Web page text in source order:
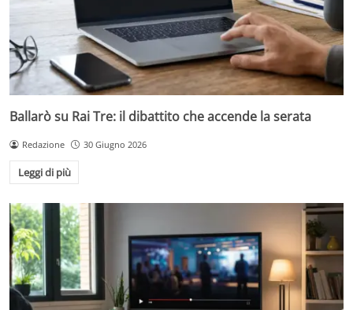
Ballarò su Rai Tre: il dibattito che accende la serata
Redazione 30 Giugno 2026
Leggi di più